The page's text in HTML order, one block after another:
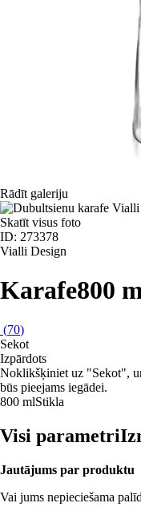
Rādīt galeriju
Skatīt visus foto
ID: 273378
Vialli Design
Karafe800
(70)
Sekot
Izpārdots
Noklikšķiniet uz "Sekot",
būs pieejams iegādei.
800 mlStikla
Visi parametri
Jautājums par produktu
Vai jums nepieciešama